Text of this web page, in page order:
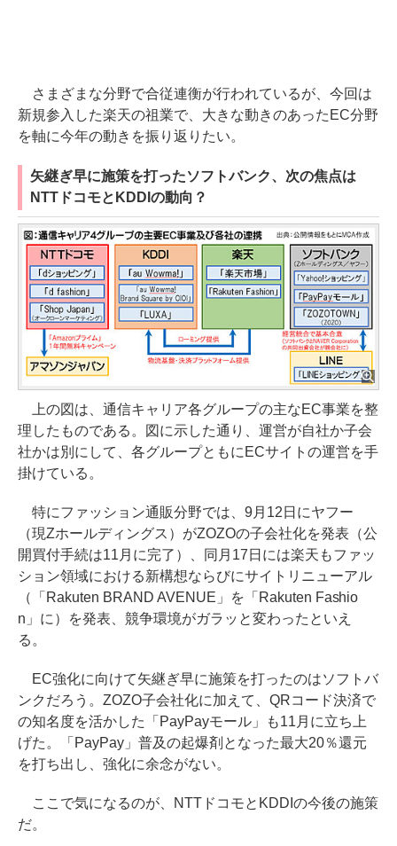
さまざまな分野で合従連衡が行われているが、今回は
新規参入した楽天の祖業で、大きな動きのあったEC分野
を軸に今年の動きを振り返りたい。
矢継ぎ早に施策を打ったソフトバンク、次の焦点は
NTTドコモとKDDIの動向？
上の図は、通信キャリア各グループの主なEC事業を整
理したものである。図に示した通り、運営が自社か子会
社かは別にして、各グループともにECサイトの運営を手
掛けている。
特にファッション通販分野では、9月12日にヤフー
（現Zホールディングス）がZOZOの子会社化を発表（公
開買付手続は11月に完了）、同月17日には楽天もファッ
ション領域における新構想ならびにサイトリニューアル
（「Rakuten BRAND AVENUE」を「Rakuten Fashio
n」に）を発表、競争環境がガラッと変わったといえ
る。
EC強化に向けて矢継ぎ早に施策を打ったのはソフトバ
ンクだろう。ZOZO子会社化に加えて、QRコード決済で
の知名度を活かした「PayPayモール」も11月に立ち上
げた。「PayPay」普及の起爆剤となった最大20％還元
を打ち出し、強化に余念がない。
ここで気になるのが、NTTドコモとKDDIの今後の施策
だ。